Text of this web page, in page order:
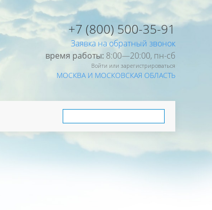
+7 (800) 500-35-91
Заявка на обратный звонок
время работы: 8:00—20:00, пн-cб
Войти или зарегистрироваться
МОСКВА И МОСКОВСКАЯ ОБЛАСТЬ